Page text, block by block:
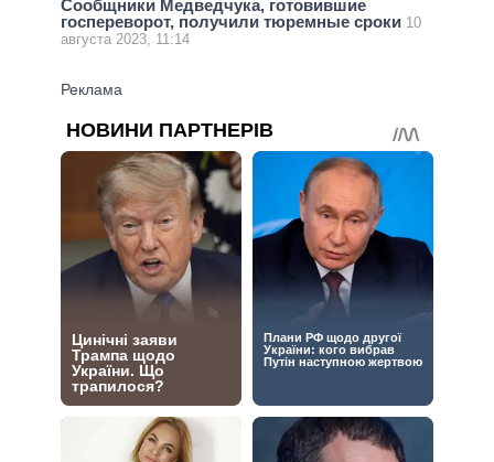
Сообщники Медведчука, готовившие
госпереворот, получили тюремные сроки 10
августа 2023, 11:14